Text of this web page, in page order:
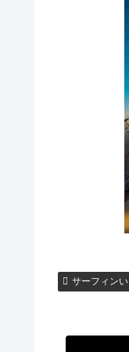
サーフィン